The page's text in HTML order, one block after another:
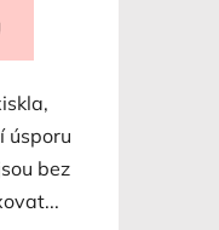
úsporu
bez